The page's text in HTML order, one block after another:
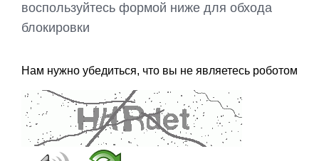
воспользуйтесь формой ниже для обхода
блокировки
Нам нужно убедиться, что вы не являетесь роботом